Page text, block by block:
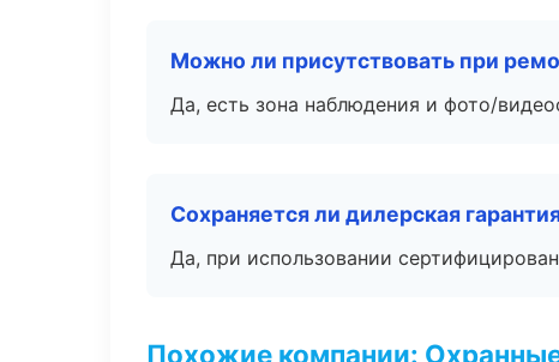
Можно ли присутствовать при
Да, есть зона наблюдения и фото/
Сохраняется ли дилерская
Да, при использовании
Похожие компании: